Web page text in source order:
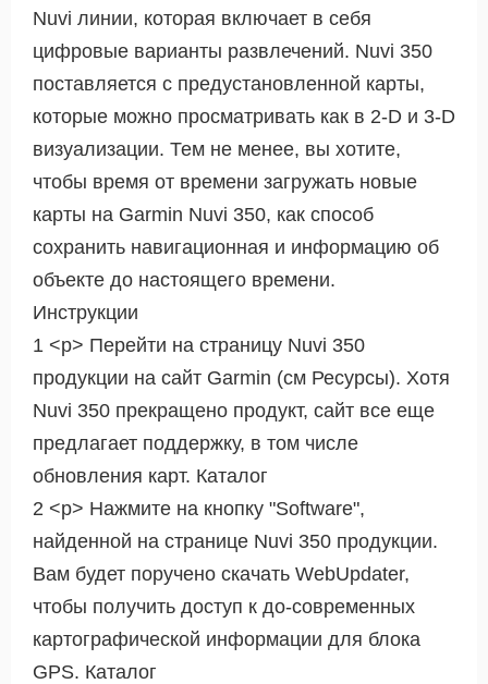
Nuvi линии, которая включает в себя
цифровые варианты развлечений. Nuvi 350
поставляется с предустановленной карты,
которые можно просматривать как в 2-D и 3-D
визуализации. Тем не менее, вы хотите,
чтобы время от времени загружать новые
карты на Garmin Nuvi 350, как способ
сохранить навигационная и информацию об
объекте до настоящего времени.
Инструкции
1 <р> Перейти на страницу Nuvi 350
продукции на сайт Garmin (см Ресурсы). Хотя
Nuvi 350 прекращено продукт, сайт все еще
предлагает поддержку, в том числе
обновления карт. Каталог
2 <р> Нажмите на кнопку "Software",
найденной на странице Nuvi 350 продукции.
Вам будет поручено скачать WebUpdater,
чтобы получить доступ к до-современных
картографической информации для блока
GPS. Каталог